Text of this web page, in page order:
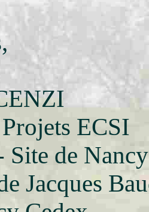
ECSI
de Nancy
Jacques